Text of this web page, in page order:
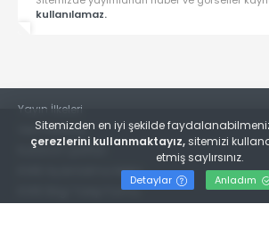
kullanılamaz.
Yayın İlkeleri
Veri Politikası
Kullanım Şartları
KVKK Aydınlatma Metni
KVKK Bilgi Talep Formu
Sitemizden en iyi şekilde faydalanabilmeniz
çerezlerini kullanmaktayız, sitemizi
etmiş saylırsınız.
Detaylar Anladım